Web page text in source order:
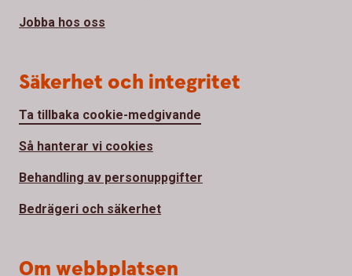
Jobba hos oss
Säkerhet och integritet
Ta tillbaka cookie-medgivande
Så hanterar vi cookies
Behandling av personuppgifter
Bedrägeri och säkerhet
Om webbplatsen